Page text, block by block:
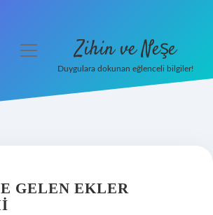
menüyü
Zihin ve Neşe
Duygulara dokunan eğlenceli bilgiler!
GELEN EKLER